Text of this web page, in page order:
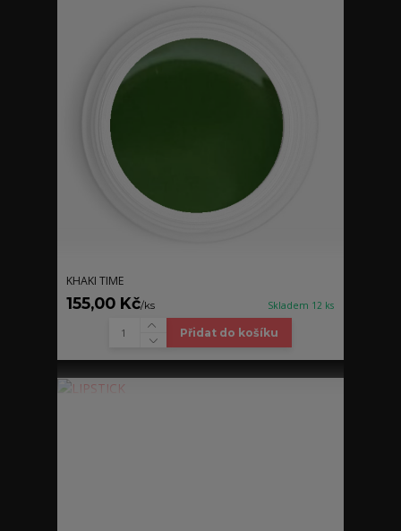
KHAKI TIME
155,00 Kč/ks Skladem 12 ks
Přidat do košíku